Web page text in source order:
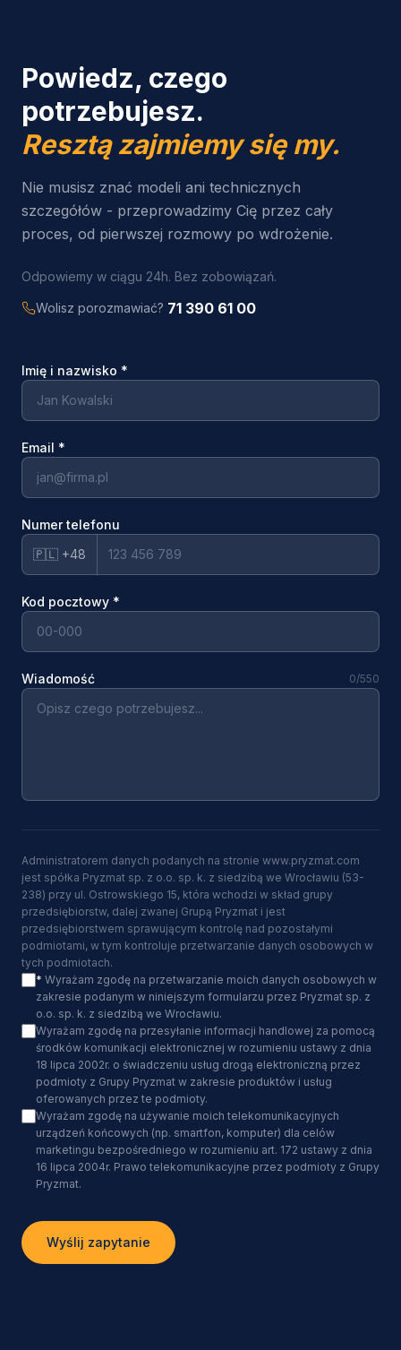
Powiedz, czego
potrzebujesz.
Resztą zajmiemy się my.
Nie musisz znać modeli ani technicznych
szczegółów - przeprowadzimy Cię przez cały
proces, od pierwszej rozmowy po wdrożenie.
Odpowiemy w ciągu 24h. Bez zobowiązań.
Wolisz porozmawiać? 71 390 61 00
Imię i nazwisko *
Email *
Numer telefonu
🇵🇱 +48
Kod pocztowy *
Wiadomość 0/550
Administratorem danych podanych na stronie www.pryzmat.com
jest spółka Pryzmat sp. z o.o. sp. k. z siedzibą we Wrocławiu (53-
238) przy ul. Ostrowskiego 15, która wchodzi w skład grupy
przedsiębiorstw, dalej zwanej Grupą Pryzmat i jest
przedsiębiorstwem sprawującym kontrolę nad pozostałymi
podmiotami, w tym kontroluje przetwarzanie danych osobowych w
tych podmiotach.
* Wyrażam zgodę na przetwarzanie moich danych osobowych w
zakresie podanym w niniejszym formularzu przez Pryzmat sp. z
o.o. sp. k. z siedzibą we Wrocławiu.
Wyrażam zgodę na przesyłanie informacji handlowej za pomocą
środków komunikacji elektronicznej w rozumieniu ustawy z dnia
18 lipca 2002r. o świadczeniu usług drogą elektroniczną przez
podmioty z Grupy Pryzmat w zakresie produktów i usług
oferowanych przez te podmioty.
Wyrażam zgodę na używanie moich telekomunikacyjnych
urządzeń końcowych (np. smartfon, komputer) dla celów
marketingu bezpośredniego w rozumieniu art. 172 ustawy z dnia
16 lipca 2004r. Prawo telekomunikacyjne przez podmioty z Grupy
Pryzmat.
Wyślij zapytanie